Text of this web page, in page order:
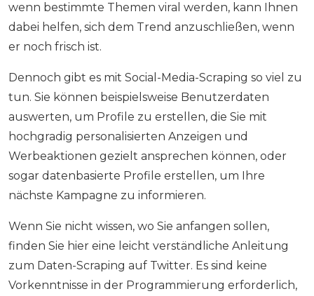
wenn bestimmte Themen viral werden, kann Ihnen
dabei helfen, sich dem Trend anzuschließen, wenn
er noch frisch ist.
Dennoch gibt es mit Social-Media-Scraping so viel zu
tun. Sie können beispielsweise Benutzerdaten
auswerten, um Profile zu erstellen, die Sie mit
hochgradig personalisierten Anzeigen und
Werbeaktionen gezielt ansprechen können, oder
sogar datenbasierte Profile erstellen, um Ihre
nächste Kampagne zu informieren.
Wenn Sie nicht wissen, wo Sie anfangen sollen,
finden Sie hier eine leicht verständliche Anleitung
zum Daten-Scraping auf Twitter. Es sind keine
Vorkenntnisse in der Programmierung erforderlich,